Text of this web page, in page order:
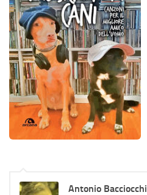
Antonio Bacciocchi